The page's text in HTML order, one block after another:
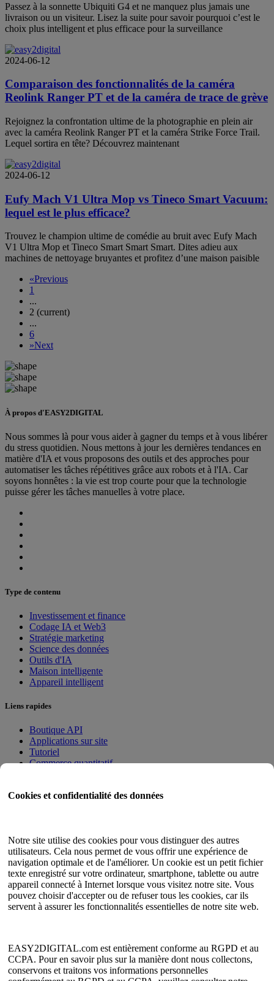
Passez à la sonnette Ubiquiti G4 et ne manquez plus jamais une
livraison ou un visiteur. Lisez la suite pour savoir pourquoi c’est le
choix plus intelligent et plus efficace pour la surveillance
2024-06-12
Comparaison des fonctionnalités de la caméra
Reolink Ranger PT et de la caméra de trace de grève
Rejoignez la confrontation ultime de la photographie en plein air
avec la caméra Reolink Ranger PT et la caméra Strike Force Trail.
Lequel sortira en tête? Découvrez maintenant
2024-06-12
Eufy Mach V1 Ultra Mop vs Tineco Smart Vacuum:
lequel est le plus efficace?
Trouvez le champion ultime de comédie au bruit avec Eufy Mach
V1 Ultra Mop et Tineco Smart Smart Smart. Dites adieu aux
machines de nettoyage bruyantes et profitez d’une maison paisible
«Previous
1
...
2 (current)
...
6
»Next
Cookies et confidentialité des données
Notre site utilise des cookies pour vous distinguer des autres
utilisateurs. Cela nous permet de vous offrir une expérience de
navigation optimale et de l'améliorer. Un cookie est un petit fichier
texte enregistré sur votre ordinateur, smartphone, tablette ou autre
appareil connecté à Internet lorsque vous visitez notre site. Vous
pouvez choisir d'accepter ou de refuser tous les cookies, car ils
servent à assurer les fonctionnalités essentielles de notre site web.
EASY2DIGITAL.com est entièrement conforme au RGPD et au
CCPA. Pour en savoir plus sur la manière dont nous collectons,
conservons et traitons vos informations personnelles
À propos d'EASY2DIGITAL
Nous sommes là pour vous aider à gagner du temps et à vous libérer
du stress quotidien. Nous mettons à jour les dernières tendances en
matière d'IA et vous proposons des outils et des approches pour
automatiser les tâches répétitives grâce aux robots et à l'IA. Car
soyons honnêtes : la vie est trop courte pour que la technologie
puisse gérer les tâches manuelles à votre place.
Type de contenu
Investissement et finance
Codage IA et Web3
Stratégie marketing
Science des données
Outils d'IA
Maison intelligente
Appareil intelligent
Liens rapides
Boutique API
Applications sur site
Tutoriel
Commerce quantitatif
Guide de l'utilisateur
Plan du site HTML
Langue
Anglais
chinois simplifié
Espagnol
Français
coréen